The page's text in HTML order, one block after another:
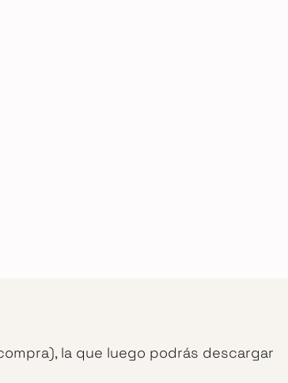
la que luego podrás descargar